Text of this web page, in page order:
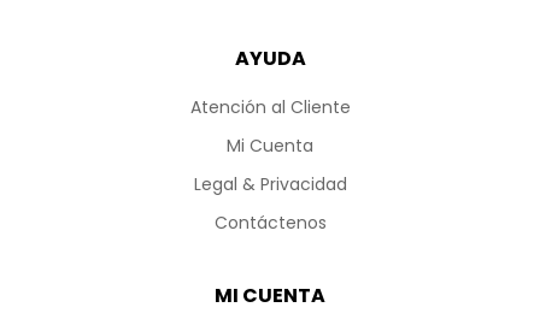
AYUDA
Atención al Cliente
Mi Cuenta
Legal & Privacidad
Contáctenos
MI CUENTA